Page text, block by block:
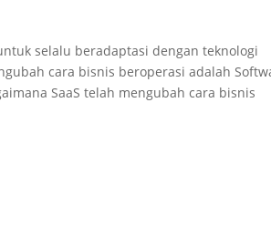
selalu beradaptasi dengan teknologi
cara bisnis beroperasi adalah
SaaS telah mengubah cara bisnis